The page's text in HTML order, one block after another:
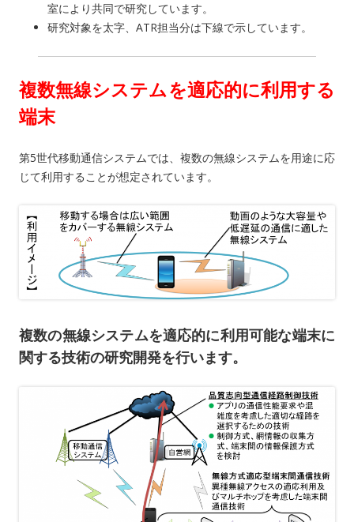
室により共同で研究しています。
研究対象を太字、ATR担当分は下線で示しています。
複数無線システムを適応的に利用する
端末
第5世代移動通信システムでは、複数の無線システムを用途に応
じて利用することが想定されています。
複数の無線システムを適応的に利用可能な端末に
関する技術の研究開発を行います。